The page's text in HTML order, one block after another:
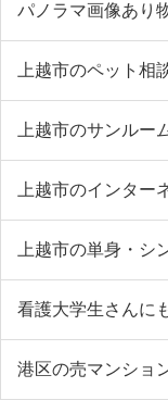
パノラマ画像あり
上越市のペット相
上越市のサンルー
上越市のインター
上越市の単身・シ
看護大学生さんに
港区の売マンショ